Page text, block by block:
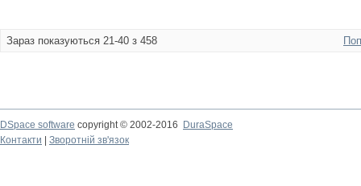
Зараз показуються 21-40 з 458
DSpace software copyright © 2002-2016
DuraSpace
Контакти
Зворотній зв'язок